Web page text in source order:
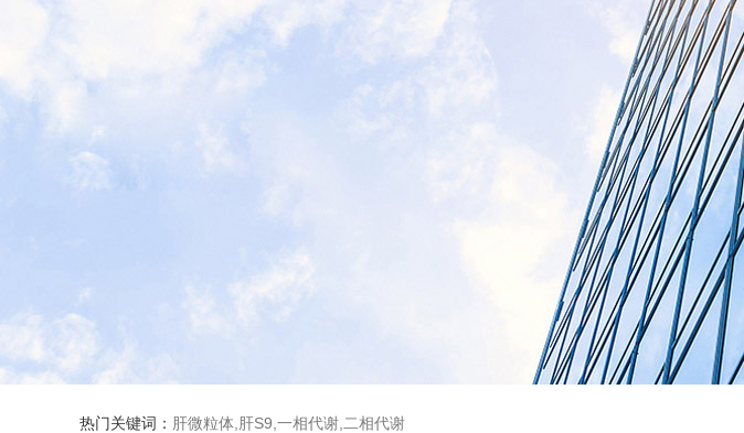
热门关键词： 肝微粒体,肝S9,一相代谢,二相代谢